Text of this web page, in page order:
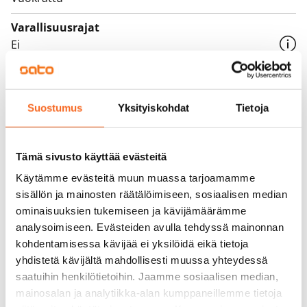
Suostumus Yksityiskohdat Tietoja
Tämä sivusto käyttää evästeitä
Käytämme evästeitä muun muassa tarjoamamme
sisällön ja mainosten räätälöimiseen, sosiaalisen median
ominaisuuksien tukemiseen ja kävijämäärämme
analysoimiseen. Evästeiden avulla tehdyssä mainonnan
kohdentamisessa kävijää ei yksilöidä eikä tietoja
yhdistetä kävijältä mahdollisesti muussa yhteydessä
saatuihin henkilötietoihin. Jaamme sosiaalisen median,
mainosalan ja analytiikka-alan kumppaneillemme tietoja
Varallisuusrajat
Ei
Vuokra
Vuokravakuus
Pakollinen, ei sisälly vuokraan
Vesimaksu
Kulutuksen mukaan
Sähkömaksu
Vuokralainen solmii itse sähkösopimuksen.
Laajakaista